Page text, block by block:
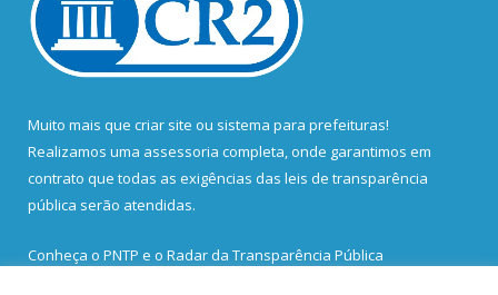
Muito mais que criar site ou sistema para prefeituras!
Realizamos uma assessoria completa, onde garantimos em
contrato que todas as exigências das leis de transparência
pública serão atendidas.
Conheça o PNTP e o Radar da Transparência Pública